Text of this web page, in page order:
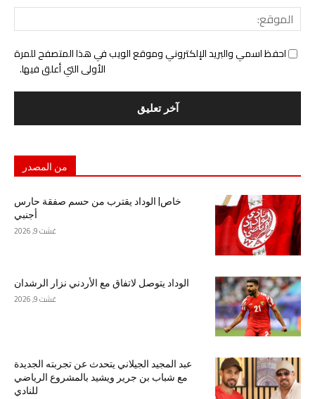
احفظ اسمي والبريد الإلكتروني وموقع الويب في هذا المتصفح للمرة
الأولى التي أعلق فيها.
من المصدر
خاص| الوداد يقترب من حسم صفقة حارس
أجنبي
غشت 9, 2026
الوداد يتوصل لاتفاق مع الأردني نزار الرشدان
غشت 9, 2026
عبد المجيد الجيلاني يتحدث عن تجربته الجديدة
مع شباب بن جرير ويشيد بالمشروع الرياضي
للنادي